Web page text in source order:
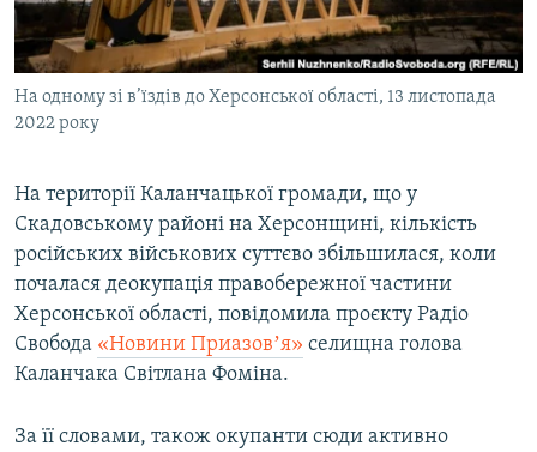
КРИМ РЕАЛІЇ
РУС
УКР
ДОЛУЧАЙСЯ!
На одному зі в’їздів до Херсонської області, 13 листопада
2022 року
На території Каланчацької громади, що у
Скадовському районі на Херсонщині, кількість
російських військових суттєво збільшилася, коли
почалася деокупація правобережної частини
Херсонської області, повідомила проєкту Радіо
Свобода «Новини Приазовʼя» селищна голова
Каланчака Світлана Фоміна.
За її словами, також окупанти сюди активно